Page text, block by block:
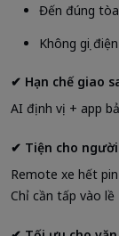
Đến đúng
Không gọi
✔ Hạn chế giao
AI định vị + app
✔ Tiện cho
Remote xe hết
Chỉ cần tấp vào